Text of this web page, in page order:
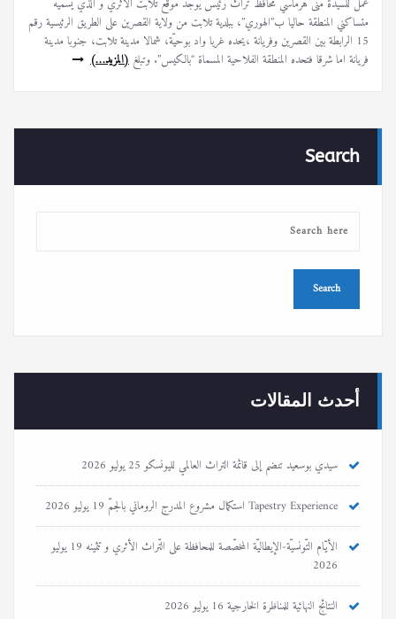
متساكني المنطقة حاليا ب”الهوري”، ببلدية تلابت من ولاية القصرين على الطريق الرئيسية رقم
15 الرابطة بين القصرين وفريانة ،يحده غربا واد بوحيّة، شمالا مدينة تلابت، جنوبا مدينة
فريانة اما شرقا فتحده المنطقة الفلاحية المسماة “بالكيس”. وتبلغ(المزيد…)
Search
أحدث المقالات
سيدي بوسعيد تنضم إلى قائمة التراث العالمي لليونسكو25 يوليو 2026
Tapestry Experience استكمال مشروع المدرج الروماني بالجمّ
19 يوليو 2026
الأيّام التّونسيّة-الإيطاليّة المخصّصة للمحافظة على التّراث الأثري و تثمينه
19 يوليو
2026
النتائج النهائية للمناظرة الخارجية16 يوليو 2026